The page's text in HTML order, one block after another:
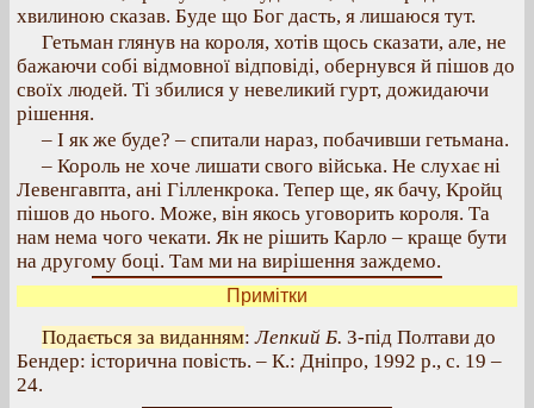
хвилиною сказав. Буде що Бог дасть, я лишаюся тут.
Гетьман глянув на короля, хотів щось сказати, але, не
бажаючи собі відмовної відповіді, обернувся й пішов до
своїх людей. Ті збилися у невеликий гурт, дожидаючи
рішення.
– І як же буде? – спитали нараз, побачивши гетьмана.
– Король не хоче лишати свого війська. Не слухає ні
Левенгавпта, ані Гілленкрока. Тепер ще, як бачу, Кройц
пішов до нього. Може, він якось уговорить короля. Та
нам нема чого чекати. Як не рішить Карло – краще бути
на другому боці. Там ми на вирішення заждемо.
Примітки
Подається за виданням:Лепкий Б. З-під Полтави до
Бендер: історична повість. – К.: Дніпро, 1992 р., с. 19 –
24.